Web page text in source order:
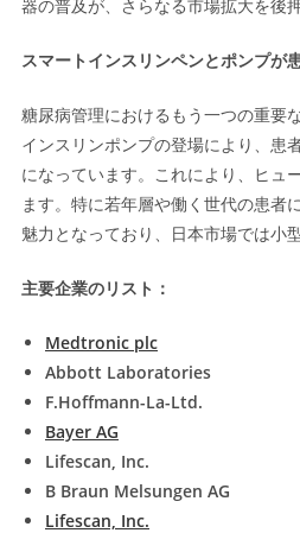
器の普及が、さらなる市場拡大を後
スマートインスリンペンとポンプが
糖尿病管理におけるもう一つの重要
インスリンポンプの登場により、患
になっています。これにより、ヒュ
ます。特に若年層や働く世代の患者
魅力となっており、日本市場では小
主要企業のリスト：
Medtronic plc
Abbott Laboratories
F.Hoffmann-La-Ltd.
Bayer AG
Lifescan, Inc.
B Braun Melsungen AG
Lifescan, Inc.